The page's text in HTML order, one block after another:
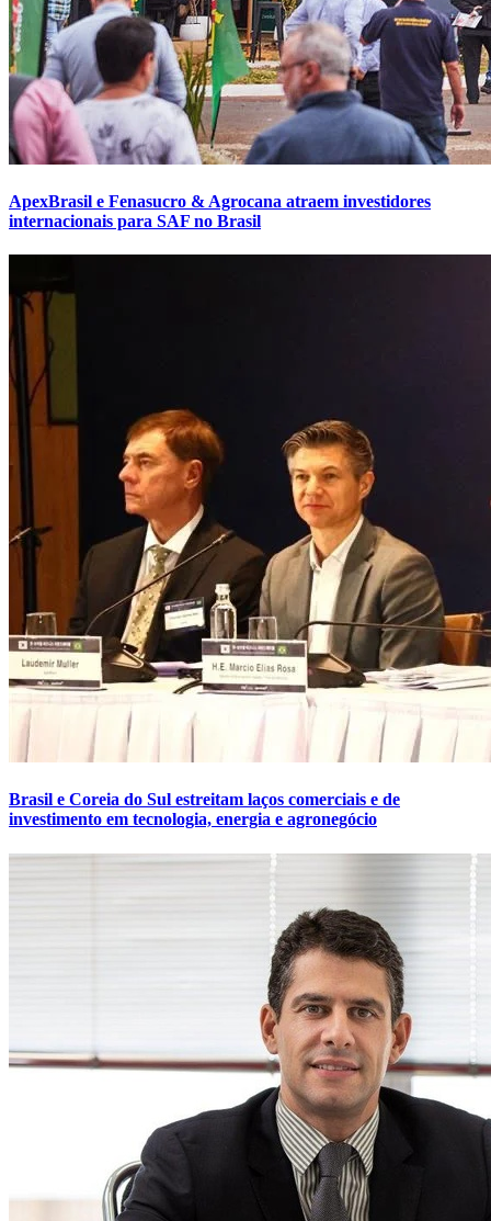
ApexBrasil e Fenasucro & Agrocana atraem investidores
internacionais para SAF no Brasil
Brasil e Coreia do Sul estreitam laços comerciais e de
investimento em tecnologia, energia e agronegócio